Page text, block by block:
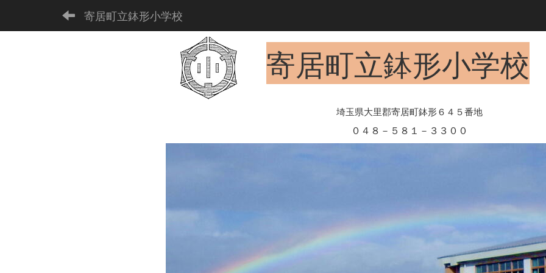
寄居町立鉢形小学校
寄居町立鉢形小学校
埼玉県大里郡寄居町鉢形６４５番地
０４８－５８１－３３００